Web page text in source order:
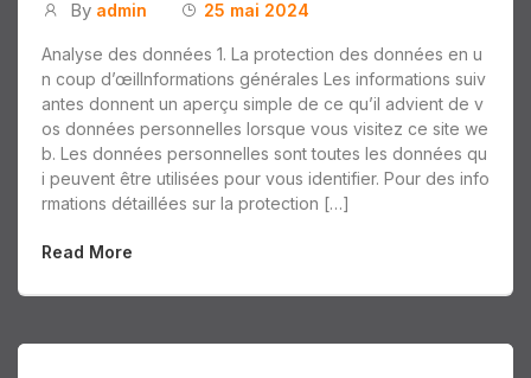
By admin 25 mai 2024
Analyse des données 1. La protection des données en u
n coup d’œilInformations générales Les informations suiv
antes donnent un aperçu simple de ce qu’il advient de v
os données personnelles lorsque vous visitez ce site we
b. Les données personnelles sont toutes les données qu
i peuvent être utilisées pour vous identifier. Pour des info
rmations détaillées sur la protection […]
Read More